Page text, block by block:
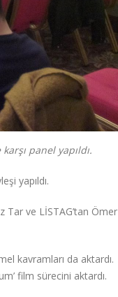
panel yapıldı.
yapıldı.
Tar ve LİSTAG’tan Ömer
kavramları da aktardı.
film sürecini aktardı.